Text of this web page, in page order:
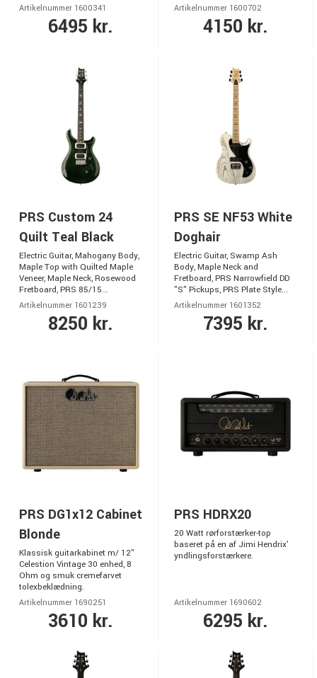
Artikelnummer 1600341
6495 kr.
Artikelnummer 1600702
4150 kr.
PRS Custom 24
Quilt Teal Black
Electric Guitar, Mahogany Body,
Maple Top with Quilted Maple
Veneer, Maple Neck, Rosewood
Fretboard, PRS 85/15...
Artikelnummer 1601239
8250 kr.
PRS SE NF53 White
Doghair
Electric Guitar, Swamp Ash
Body, Maple Neck and
Fretboard, PRS Narrowfield DD
"S" Pickups, PRS Plate Style...
Artikelnummer 1601352
7395 kr.
PRS DG1x12 Cabinet
Blonde
Klassisk guitarkabinet m/ 12"
Celestion Vintage 30 enhed, 8
Ohm og smuk cremefarvet
tolexbeklædning.
Artikelnummer 1690251
3610 kr.
PRS HDRX20
20 Watt rørforstærker-top
baseret på en af Jimi Hendrix'
yndlingsforstærkere.
Artikelnummer 1690602
6295 kr.